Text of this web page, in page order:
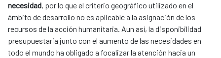
necesidad, por lo que el criterio geográfico utilizado en el
ámbito de desarrollo no es aplicable a la asignación de los
recursos de la acción humanitaria. Aun así, la disponibilidad
presupuestaria junto con el aumento de las necesidades en
todo el mundo ha obligado a focalizar la atención hacia un